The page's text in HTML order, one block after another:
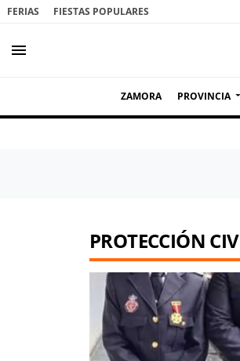
FERIAS FIESTAS POPULARES
menu
ZAMORA PROVINCIA
PROTECCIÓN